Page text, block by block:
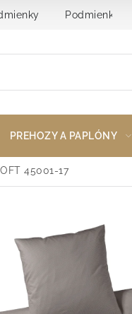
Podmienky
PREHOZY A PAPLÓNY
45001-17